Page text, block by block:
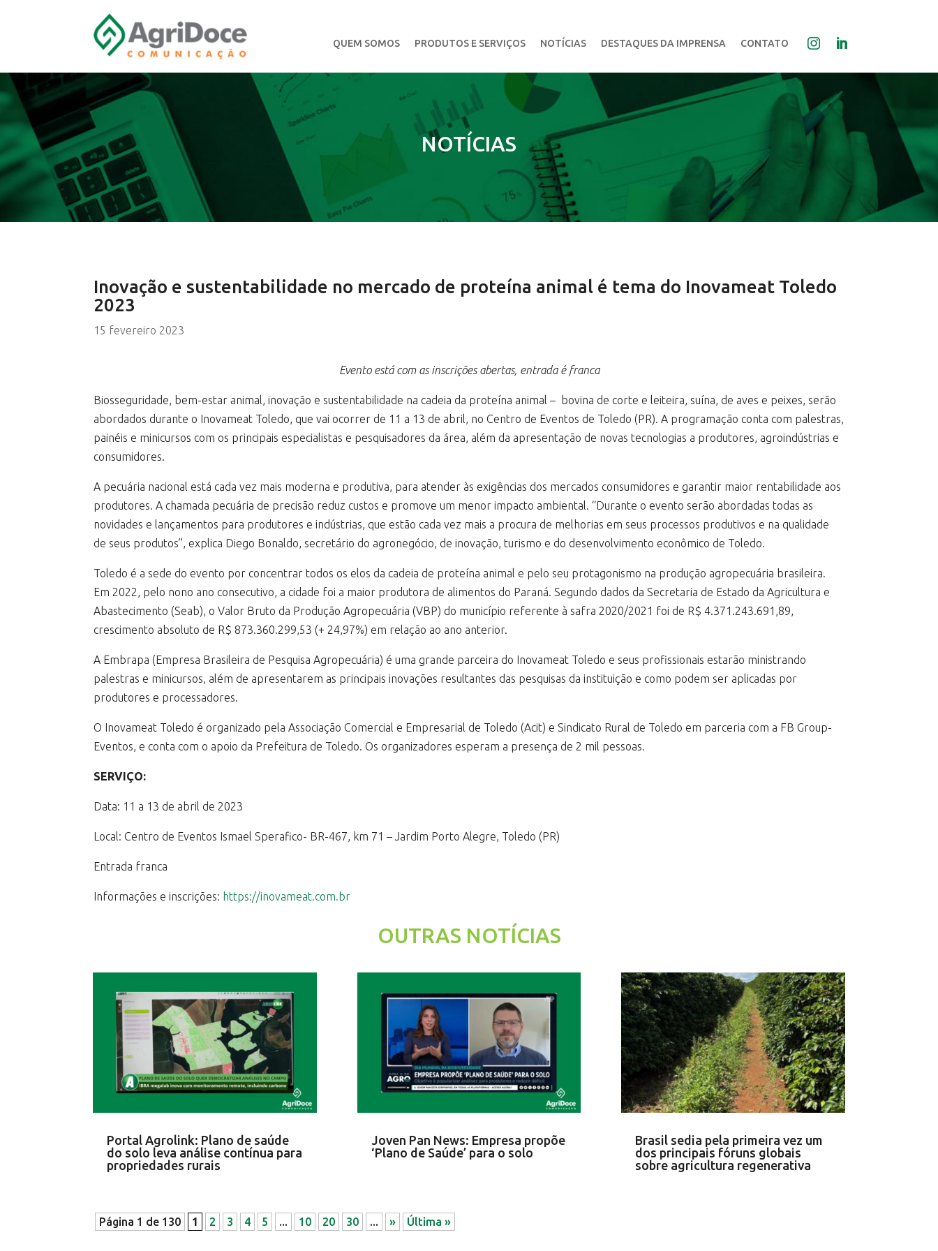
QUEM SOMOS PRODUTOS E SERVIÇOS NOTÍCIAS DESTAQUES DA IMPRENSA CONTATO
NOTÍCIAS
Inovação e sustentabilidade no mercado de proteína animal é tema do Inovameat Toledo
2023
15 fevereiro 2023
Evento está com as inscrições abertas, entrada é franca
Biosseguridade, bem-estar animal, inovação e sustentabilidade na cadeia da proteína animal – bovina de corte e leiteira, suína, de aves e peixes, serão
abordados durante o Inovameat Toledo, que vai ocorrer de 11 a 13 de abril, no Centro de Eventos de Toledo (PR). A programação conta com palestras,
painéis e minicursos com os principais especialistas e pesquisadores da área, além da apresentação de novas tecnologias a produtores, agroindústrias e
consumidores.
A pecuária nacional está cada vez mais moderna e produtiva, para atender às exigências dos mercados consumidores e garantir maior rentabilidade aos
produtores. A chamada pecuária de precisão reduz custos e promove um menor impacto ambiental. “Durante o evento serão abordadas todas as
novidades e lançamentos para produtores e indústrias, que estão cada vez mais a procura de melhorias em seus processos produtivos e na qualidade
de seus produtos”, explica Diego Bonaldo, secretário do agronegócio, de inovação, turismo e do desenvolvimento econômico de Toledo.
Toledo é a sede do evento por concentrar todos os elos da cadeia de proteína animal e pelo seu protagonismo na produção agropecuária brasileira.
Em 2022, pelo nono ano consecutivo, a cidade foi a maior produtora de alimentos do Paraná. Segundo dados da Secretaria de Estado da Agricultura e
Abastecimento (Seab), o Valor Bruto da Produção Agropecuária (VBP) do município referente à safra 2020/2021 foi de R$ 4.371.243.691,89,
crescimento absoluto de R$ 873.360.299,53 (+ 24,97%) em relação ao ano anterior.
A Embrapa (Empresa Brasileira de Pesquisa Agropecuária) é uma grande parceira do Inovameat Toledo e seus profissionais estarão ministrando
palestras e minicursos, além de apresentarem as principais inovações resultantes das pesquisas da instituição e como podem ser aplicadas por
produtores e processadores.
O Inovameat Toledo é organizado pela Associação Comercial e Empresarial de Toledo (Acit) e Sindicato Rural de Toledo em parceria com a FB Group-
Eventos, e conta com o apoio da Prefeitura de Toledo. Os organizadores esperam a presença de 2 mil pessoas.
SERVIÇO:
Data: 11 a 13 de abril de 2023
Local: Centro de Eventos Ismael Sperafico- BR-467, km 71 – Jardim Porto Alegre, Toledo (PR)
Entrada franca
Informações e inscrições: https://inovameat.com.br
OUTRAS NOTÍCIAS
Portal Agrolink: Plano de saúde
do solo leva análise contínua para
propriedades rurais
Joven Pan News: Empresa propõe
‘Plano de Saúde’ para o solo
Brasil sedia pela primeira vez um
dos principais fóruns globais
sobre agricultura regenerativa
Página 1 de 130 1 2 3 4 5 ... 10 20 30 ... » Última »